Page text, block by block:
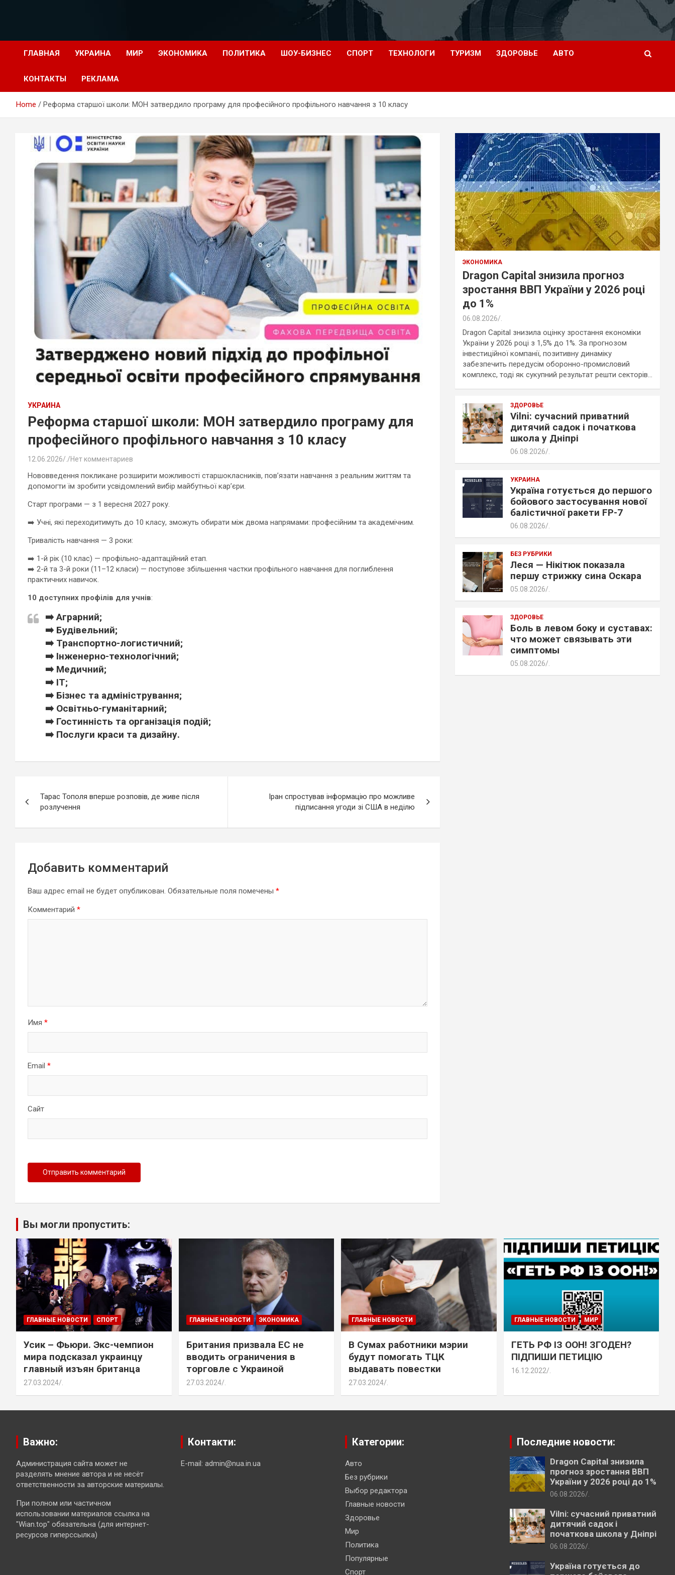
ГЛАВНАЯ УКРАИНА МИР ЭКОНОМИКА ПОЛИТИКА ШОУ-БИЗНЕС СПОРТ ТЕХНОЛОГИ ТУРИЗМ ЗДОРОВЬЕ АВТО
КОНТАКТЫ РЕКЛАМА
Home Реформа старшої школи: МОН затвердило програму для професійного профільного навчання з 10 класу
УКРАИНА
Реформа старшої школи: МОН затвердило програму для
професійного профільного навчання з 10 класу
12.06.2026 Нет комментариев
Нововведення покликане розширити можливості старшокласників, пов’язати навчання з реальним життям та
допомогти їм зробити усвідомлений вибір майбутньої кар’єри.
Старт програми — з 1 вересня 2027 року.
➡️ Учні, які переходитимуть до 10 класу, зможуть обирати між двома напрямами: професійним та академічним.
Тривалість навчання — 3 роки:
➡️ 1-й рік (10 клас) — профільно-адаптаційний етап.
➡️ 2-й та 3-й роки (11–12 класи) — поступове збільшення частки профільного навчання для поглиблення
практичних навичок.
10 доступних профілів для учнів:
➡️ Аграрний;
➡️ Будівельний;
➡️ Транспортно-логистичний;
➡️ Інженерно-технологічний;
➡️ Медичний;
➡️ ІТ;
➡️ Бізнес та адміністрування;
➡️ Освітньо-гуманітарний;
➡️ Гостинність та організація подій;
➡️ Послуги краси та дизайну.
по
записям
Тарас Тополя вперше розповів, де живе після
розлучення
Іран спростував інформацію про можливе
підписання угоди зі США в неділю
Добавить комментарий
Ваш адрес email не будет опубликован. Обязательные поля помечены *
Комментарий *
Имя *
Email *
Сайт
ЭКОНОМИКА
Dragon Capital знизила прогноз
зростання ВВП України у 2026 році
до 1%
06.08.2026
Dragon Capital знизила оцінку зростання економіки
України у 2026 році з 1,5% до 1%. За прогнозом
інвестиційної компанії, позитивну динаміку
забезпечить передусім оборонно-промисловий
комплекс, тоді як сукупний результат решти секторів…
ЗДОРОВЬЕ
Vilni: сучасний приватний
дитячий садок і початкова
школа у Дніпрі
06.08.2026
УКРАИНА
Україна готується до першого
бойового застосування нової
балістичної ракети FP-7
06.08.2026
БЕЗ РУБРИКИ
Леся — Нікітюк показала
першу стрижку сина Оскара
05.08.2026
ЗДОРОВЬЕ
Боль в левом боку и суставах:
что может связывать эти
симптомы
05.08.2026
Вы могли пропустить:
ГЛАВНЫЕ НОВОСТИ СПОРТ
Усик – Фьюри. Экс-чемпион
мира подсказал украинцу
главный изъян британца
27.03.2024 .
ГЛАВНЫЕ НОВОСТИ ЭКОНОМИКА
Британия призвала ЕС не
вводить ограничения в
торговле с Украиной
27.03.2024 .
ГЛАВНЫЕ НОВОСТИ
В Сумах работники мэрии
будут помогать ТЦК
выдавать повестки
27.03.2024 .
ГЛАВНЫЕ НОВОСТИ МИР
ГЕТЬ РФ ІЗ ООН! ЗГОДЕН?
ПІДПИШИ ПЕТИЦІЮ
16.12.2022 .
Важно:
Администрация сайта может не
разделять мнение автора и не несёт
ответственности за авторские материалы.
При полном или частичном
использовании материалов ссылка на
"Wian.top" обязательна (для интернет-
ресурсов гиперссылка)
Контакти:
E-mail: admin@nua.in.ua
Категории:
Авто
Без рубрики
Выбор редактора
Главные новости
Здоровье
Мир
Политика
Популярные
Спорт
Последние новости:
Dragon Capital знизила
прогноз зростання ВВП
України у 2026 році до 1%
06.08.2026 .
Vilni: сучасний приватний
дитячий садок і
початкова школа у Дніпрі
06.08.2026 .
Україна готується до